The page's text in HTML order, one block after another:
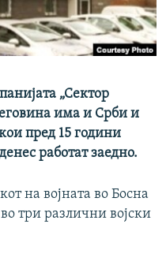
„Сектор
има и Срби и
пред 15 години
работат заедно.
на војната во Босна
три различни војски